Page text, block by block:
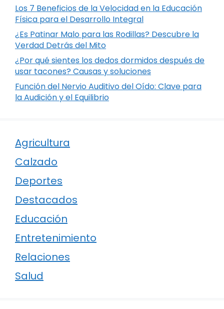
Los 7 Beneficios de la Velocidad en la Educación
Física para el Desarrollo Integral
¿Es Patinar Malo para las Rodillas? Descubre la
Verdad Detrás del Mito
¿Por qué sientes los dedos dormidos después de
usar tacones? Causas y soluciones
Función del Nervio Auditivo del Oído: Clave para
la Audición y el Equilibrio
Agricultura
Calzado
Deportes
Destacados
Educación
Entretenimiento
Relaciones
Salud